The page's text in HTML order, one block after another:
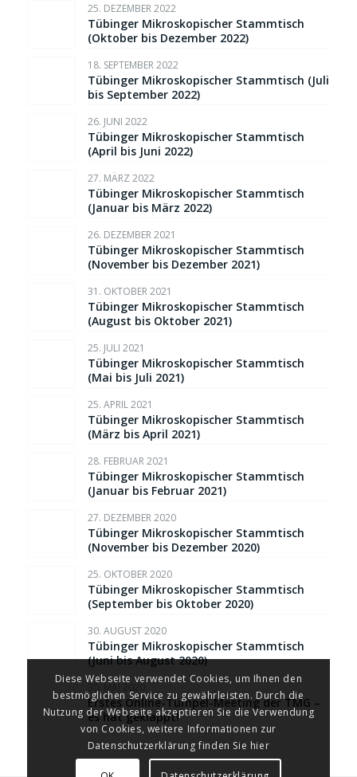
25. DEZEMBER 2022
Tübinger Mikroskopischer Stammtisch
(Oktober bis Dezember 2022)
18. SEPTEMBER 2022
Tübinger Mikroskopischer Stammtisch (Juli
bis September 2022)
26. JUNI 2022
Tübinger Mikroskopischer Stammtisch
(April bis Juni 2022)
27. MÄRZ 2022
Tübinger Mikroskopischer Stammtisch
(Januar bis März 2022)
26. DEZEMBER 2021
Tübinger Mikroskopischer Stammtisch
(November bis Dezember 2021)
31. OKTOBER 2021
Tübinger Mikroskopischer Stammtisch
(August bis Oktober 2021)
25. JULI 2021
Tübinger Mikroskopischer Stammtisch
(Mai bis Juli 2021)
25. APRIL 2021
Tübinger Mikroskopischer Stammtisch
(März bis April 2021)
28. FEBRUAR 2021
Tübinger Mikroskopischer Stammtisch
(Januar bis Februar 2021)
27. DEZEMBER 2020
Tübinger Mikroskopischer Stammtisch
(November bis Dezember 2020)
25. OKTOBER 2020
Tübinger Mikroskopischer Stammtisch
(September bis Oktober 2020)
30. AUGUST 2020
Tübinger Mikroskopischer Stammtisch
(Juni bis August 2020)
Erstes Online-Tümpel-Meeting der TMG –
es hat geklappt!
Diese Webseite verwendet Cookies, um Ihnen den
bestmöglichen Service zu gewährleisten. Durch die
Nutzung der Webseite akzeptieren Sie die Verwendung
von Cookies, weitere Informationen zur
Datenschutzerklärung finden Sie hier